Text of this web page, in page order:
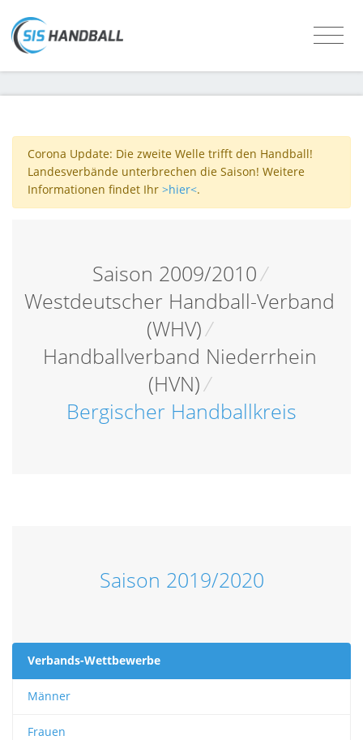
Corona Update: Die zweite Welle trifft den Handball!
Landesverbände unterbrechen die Saison! Weitere
Informationen findet Ihr >hier<.
Saison 2009/2010/
Westdeutscher Handball-Verband
(WHV)/
Handballverband Niederrhein
(HVN)/
Bergischer Handballkreis
Saison 2019/2020
Verbands-Wettbewerbe
Männer
Frauen